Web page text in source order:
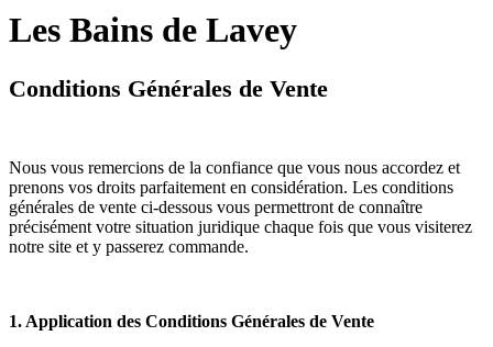
Les Bains de Lavey
Conditions Générales de Vente
Nous vous remercions de la confiance que vous nous accordez et
prenons vos droits parfaitement en considération. Les conditions
générales de vente ci-dessous vous permettront de connaître
précisément votre situation juridique chaque fois que vous visiterez
notre site et y passerez commande.
1. Application des Conditions Générales de Vente